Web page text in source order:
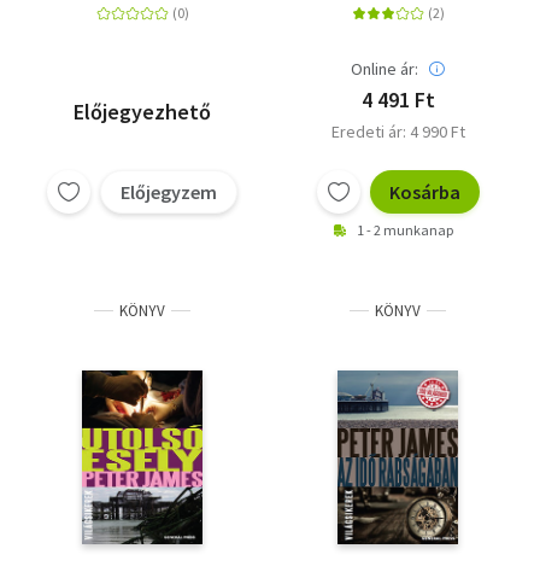
Előjegyezhető
Előjegyzem
Online ár:
4 491 Ft
Eredeti ár: 4 990 Ft
Kosárba
1 - 2 munkanap
KÖNYV KÖNYV